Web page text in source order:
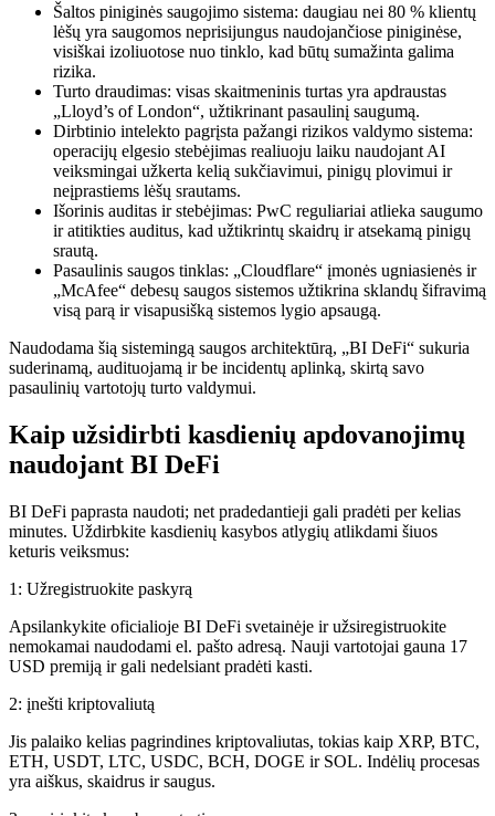
Šaltos piniginės saugojimo sistema: daugiau nei 80 % klientų
lėšų yra saugomos neprisijungus naudojančiose piniginėse,
visiškai izoliuotose nuo tinklo, kad būtų sumažinta galima
rizika.
Turto draudimas: visas skaitmeninis turtas yra apdraustas
„Lloyd’s of London“, užtikrinant pasaulinį saugumą.
Dirbtinio intelekto pagrįsta pažangi rizikos valdymo sistema:
operacijų elgesio stebėjimas realiuoju laiku naudojant AI
veiksmingai užkerta kelią sukčiavimui, pinigų plovimui ir
neįprastiems lėšų srautams.
Išorinis auditas ir stebėjimas: PwC reguliariai atlieka saugumo
ir atitikties auditus, kad užtikrintų skaidrų ir atsekamą pinigų
srautą.
Pasaulinis saugos tinklas: „Cloudflare“ įmonės ugniasienės ir
„McAfee“ debesų saugos sistemos užtikrina sklandų šifravimą
visą parą ir visapusišką sistemos lygio apsaugą.
Naudodama šią sistemingą saugos architektūrą, „BI DeFi“ sukuria
suderinamą, audituojamą ir be incidentų aplinką, skirtą savo
pasaulinių vartotojų turto valdymui.
Kaip užsidirbti kasdienių apdovanojimų
naudojant BI DeFi
BI DeFi paprasta naudoti; net pradedantieji gali pradėti per kelias
minutes. Uždirbkite kasdienių kasybos atlygių atlikdami šiuos
keturis veiksmus:
1: Užregistruokite paskyrą
Apsilankykite oficialioje BI DeFi svetainėje ir užsiregistruokite
nemokamai naudodami el. pašto adresą. Nauji vartotojai gauna 17
USD premiją ir gali nedelsiant pradėti kasti.
2: įnešti kriptovaliutą
Jis palaiko kelias pagrindines kriptovaliutas, tokias kaip XRP, BTC,
ETH, USDT, LTC, USDC, BCH, DOGE ir SOL. Indėlių procesas
yra aiškus, skaidrus ir saugus.